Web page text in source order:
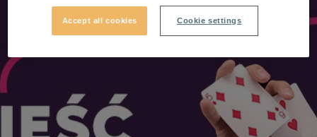
Accept all cookies Cookie settings